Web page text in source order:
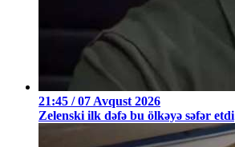
21:45 / 07 Avqust 2026
Zelenski ilk dəfə bu ölkəyə səfər etdi